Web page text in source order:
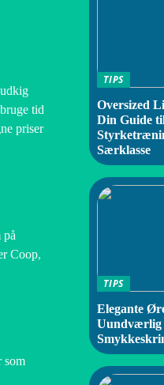
tid
priser
på
Coop,
som
TIPS
Oversized
Din Guide
Særklasse
TIPS
Elegante
Uundværlig